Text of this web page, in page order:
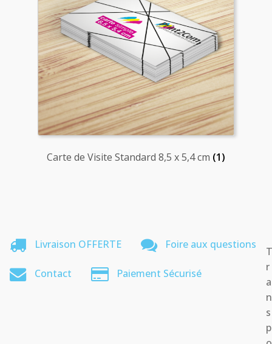
Carte de Visite Standard 8,5 x 5,4 cm (1)
Livraison OFFERTE Foire aux questions
Contact Paiement Sécurisé
r
a
n
s
p